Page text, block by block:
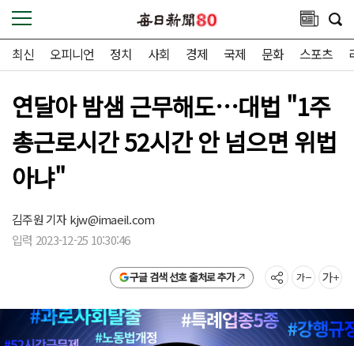
최신 오피니언 정치 사회 경제 국제 문화 스포츠
연달아 밤샘 근무해도…대법 "1주
총근로시간 52시간 안 넘으면 위법
아냐"
김주원 기자kjw@imaeil.com
입력 2023-12-25 10:30:46
구글 검색 선호 출처로 추가